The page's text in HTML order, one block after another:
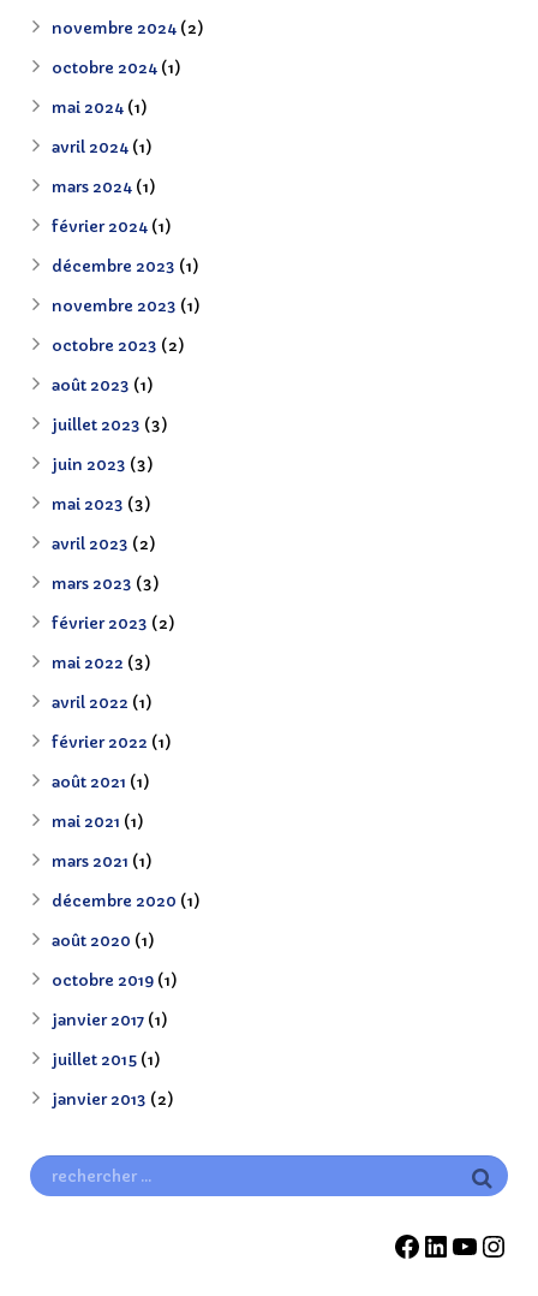
novembre 2024 (2)
octobre 2024 (1)
mai 2024 (1)
avril 2024 (1)
mars 2024 (1)
février 2024 (1)
décembre 2023 (1)
novembre 2023 (1)
octobre 2023 (2)
août 2023 (1)
juillet 2023 (3)
juin 2023 (3)
mai 2023 (3)
avril 2023 (2)
mars 2023 (3)
février 2023 (2)
mai 2022 (3)
avril 2022 (1)
février 2022 (1)
août 2021 (1)
mai 2021 (1)
mars 2021 (1)
décembre 2020 (1)
août 2020 (1)
octobre 2019 (1)
janvier 2017 (1)
juillet 2015 (1)
janvier 2013 (2)
Facebook